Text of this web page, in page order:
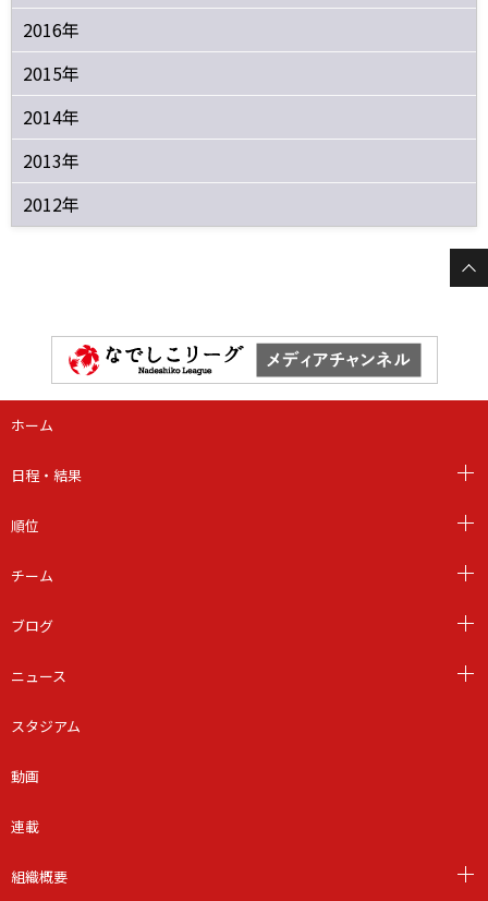
2016年
2015年
2014年
2013年
2012年
ホーム
日程・結果
順位
チーム
ブログ
ニュース
スタジアム
動画
連載
組織概要